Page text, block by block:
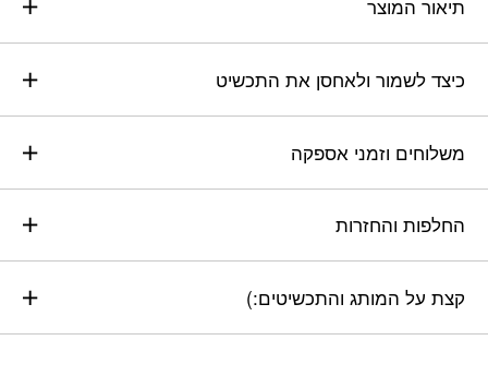
תיאור המוצר
כיצד לשמור ולאחסן את התכשיט
משלוחים וזמני אספקה
החלפות והחזרות
קצת על המותג והתכשיטים:)